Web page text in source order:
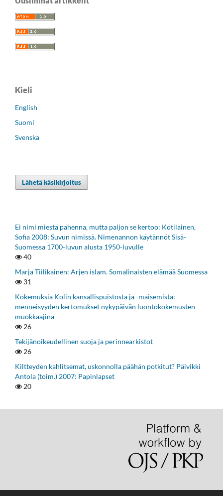
Kieli
English
Suomi
Svenska
Lähetä käsikirjoitus
Ei nimi miestä pahenna, mutta paljon se kertoo: Kotilainen,
Sofia 2008: Suvun nimissä. Nimenannon käytännöt Sisä-
Suomessa 1700-luvun alusta 1950-luvulle
40
Marja Tiilikainen: Arjen islam. Somalinaisten elämää Suomessa
31
Kokemuksia Kolin kansallispuistosta ja -maisemista:
menneisyyden kertomukset nykypäivän luontokokemusten
muokkaajina
26
Tekijänoikeudellinen suoja ja perinnearkistot
26
Kiltteyden kahlitsemat, uskonnolla päähän potkitut? Päivikki
Antola (toim.) 2007: Papinlapset
20